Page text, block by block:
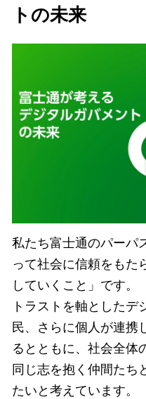
トの未来
私たち富士通のパーパ
って社会に信頼をもた
していくこと」です。
トラストを軸としたデ
民、さらに個人が連携
るとともに、社会全体
同じ志を抱く仲間たち
たいと考えています。